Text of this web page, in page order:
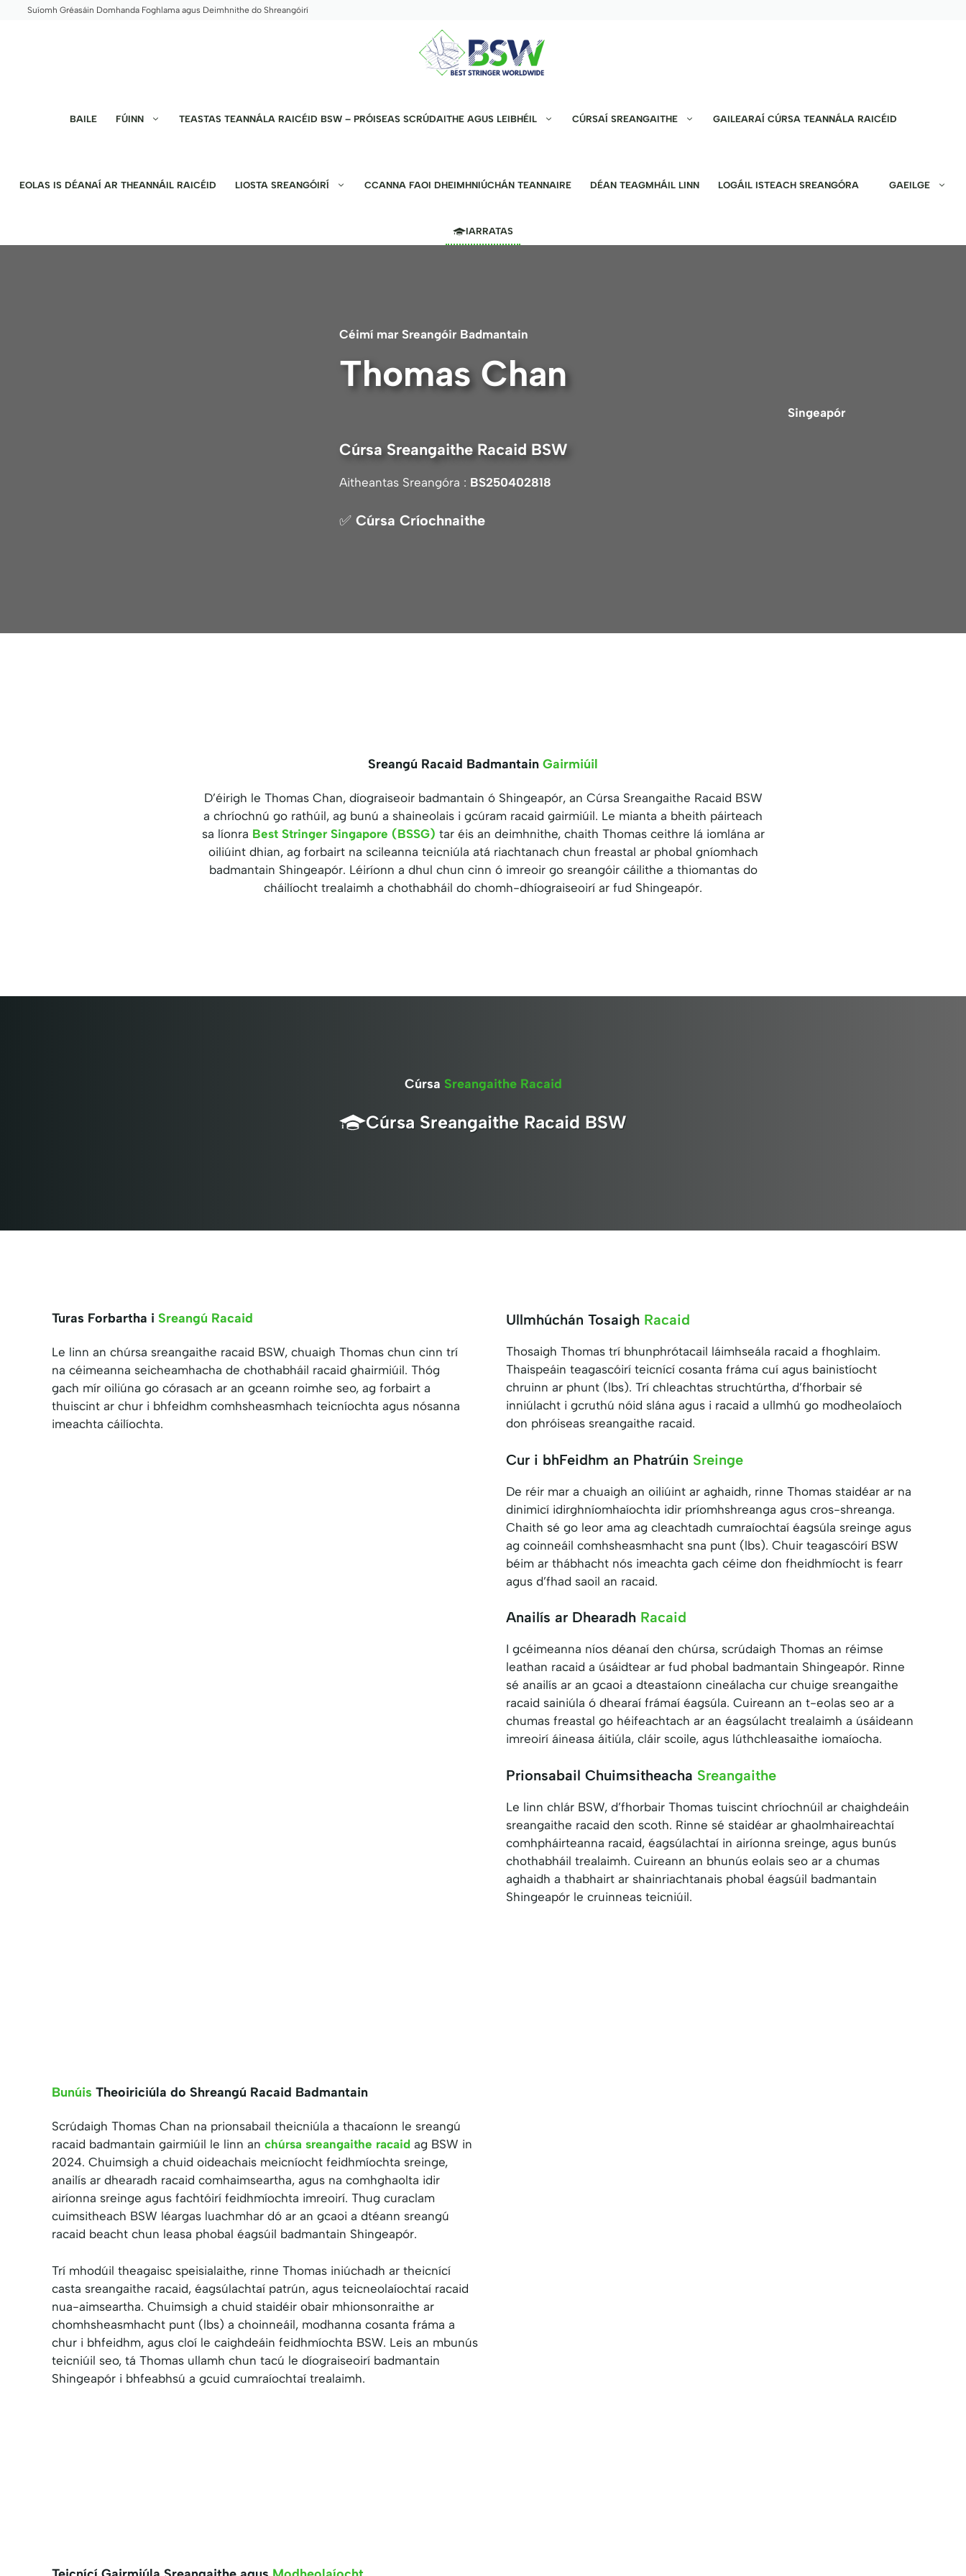
Suíomh Gréasáin Domhanda Foghlama agus Deimhnithe do Shreangóirí
BAILE FÚINN TEASTAS TEANNÁLA RAICÉID BSW – PRÓISEAS SCRÚDAITHE AGUS LEIBHÉIL CÚRSAÍ SREANGAITHE GAILEARAÍ CÚRSA TEANNÁLA RAICÉID
EOLAS IS DÉANAÍ AR THEANNÁIL RAICÉID LIOSTA SREANGÓIRÍ CCANNA FAOI DHEIMHNIÚCHÁN TEANNAIRE DÉAN TEAGMHÁIL LINN LOGÁIL ISTEACH SREANGÓRA GAEILGE
IARRATAS
Céimí mar SreangóirBadmantain
Thomas Chan
Singeapór
Cúrsa Sreangaithe Racaid BSW
Aitheantas Sreangóra : BS250402818
✅ Cúrsa Críochnaithe
Sreangú Racaid Badmantain Gairmiúil
D’éirigh le Thomas Chan, díograiseoir badmantain ó Shingeapór, an Cúrsa Sreangaithe Racaid BSW
a chríochnú go rathúil, ag bunú a shaineolais i gcúram racaid gairmiúil. Le mianta a bheith páirteach
sa líonra Best Stringer Singapore (BSSG) tar éis an deimhnithe, chaith Thomas ceithre lá iomlána ar
oiliúint dhian, ag forbairt na scileanna teicniúla atá riachtanach chun freastal ar phobal gníomhach
badmantain Shingeapór. Léiríonn a dhul chun cinn ó imreoir go sreangóir cáilithe a thiomantas do
cháilíocht trealaimh a chothabháil do chomh-dhíograiseoirí ar fud Shingeapór.
Cúrsa Sreangaithe Racaid
Cúrsa Sreangaithe Racaid BSW
Turas Forbartha i Sreangú Racaid
Le linn an chúrsa sreangaithe racaid BSW, chuaigh Thomas chun cinn trí
na céimeanna seicheamhacha de chothabháil racaid ghairmiúil. Thóg
gach mír oiliúna go córasach ar an gceann roimhe seo, ag forbairt a
thuiscint ar chur i bhfeidhm comhsheasmhach teicníochta agus nósanna
imeachta cáilíochta.
Ullmhúchán Tosaigh Racaid
Thosaigh Thomas trí bhunphrótacail láimhseála racaid a fhoghlaim.
Thaispeáin teagascóirí teicnící cosanta fráma cuí agus bainistíocht
chruinn ar phunt (lbs). Trí chleachtas struchtúrtha, d’fhorbair sé
inniúlacht i gcruthú nóid slána agus i racaid a ullmhú go modheolaíoch
don phróiseas sreangaithe racaid.
Cur i bhFeidhm an Phatrúin Sreinge
De réir mar a chuaigh an oiliúint ar aghaidh, rinne Thomas staidéar ar na
dinimicí idirghníomhaíochta idir príomhshreanga agus cros-shreanga.
Chaith sé go leor ama ag cleachtadh cumraíochtaí éagsúla sreinge agus
ag coinneáil comhsheasmhacht sna punt (lbs). Chuir teagascóirí BSW
béim ar thábhacht nós imeachta gach céime don fheidhmíocht is fearr
agus d’fhad saoil an racaid.
Anailís ar Dhearadh Racaid
I gcéimeanna níos déanaí den chúrsa, scrúdaigh Thomas an réimse
leathan racaid a úsáidtear ar fud phobal badmantain Shingeapór. Rinne
sé anailís ar an gcaoi a dteastaíonn cineálacha cur chuige sreangaithe
racaid sainiúla ó dhearaí frámaí éagsúla. Cuireann an t-eolas seo ar a
chumas freastal go héifeachtach ar an éagsúlacht trealaimh a úsáideann
imreoirí áineasa áitiúla, cláir scoile, agus lúthchleasaithe iomaíocha.
Prionsabail Chuimsitheacha Sreangaithe
Le linn chlár BSW, d’fhorbair Thomas tuiscint chríochnúil ar chaighdeáin
sreangaithe racaid den scoth. Rinne sé staidéar ar ghaolmhaireachtaí
comhpháirteanna racaid, éagsúlachtaí in airíonna sreinge, agus bunús
chothabháil trealaimh. Cuireann an bhunús eolais seo ar a chumas
aghaidh a thabhairt ar shainriachtanais phobal éagsúil badmantain
Shingeapór le cruinneas teicniúil.
Bunúis Theoiriciúla do Shreangú Racaid Badmantain
Scrúdaigh Thomas Chan na prionsabail theicniúla a thacaíonn le sreangú
racaid badmantain gairmiúil le linn an chúrsa sreangaithe racaid ag BSW in
2024. Chuimsigh a chuid oideachais meicníocht feidhmíochta sreinge,
anailís ar dhearadh racaid comhaimseartha, agus na comhghaolta idir
airíonna sreinge agus fachtóirí feidhmíochta imreoirí. Thug curaclam
cuimsitheach BSW léargas luachmhar dó ar an gcaoi a dtéann sreangú
racaid beacht chun leasa phobal éagsúil badmantain Shingeapór.
Trí mhodúil theagaisc speisialaithe, rinne Thomas iniúchadh ar theicnící
casta sreangaithe racaid, éagsúlachtaí patrún, agus teicneolaíochtaí racaid
nua-aimseartha. Chuimsigh a chuid staidéir obair mhionsonraithe ar
chomhsheasmhacht punt (lbs) a choinneáil, modhanna cosanta fráma a
chur i bhfeidhm, agus cloí le caighdeáin feidhmíochta BSW. Leis an mbunús
teicniúil seo, tá Thomas ullamh chun tacú le díograiseoirí badmantain
Shingeapór i bhfeabhsú a gcuid cumraíochtaí trealaimh.